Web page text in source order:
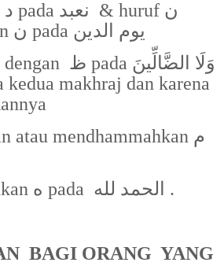
د pada نعبد & huruf ن
ن pada يوم الدين
dengan ظ pada وَلَا الضَّالِّينَ
kedua makhraj dan karena
atau mendhammahkan م
ه pada الحمد لله .
BAGI ORANG YANG